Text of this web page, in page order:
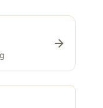
arrow_forward